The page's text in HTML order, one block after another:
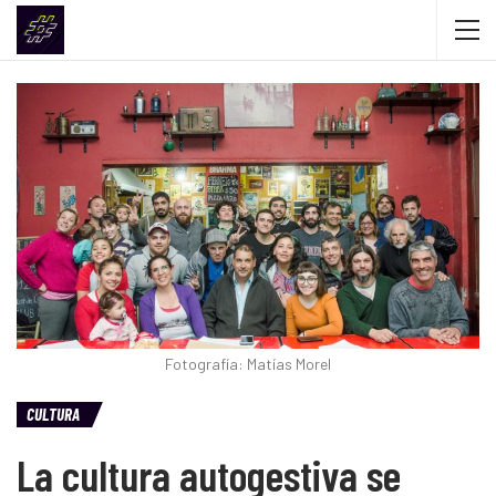
Fotografía: Matías Morel
CULTURA
La cultura autogestiva se